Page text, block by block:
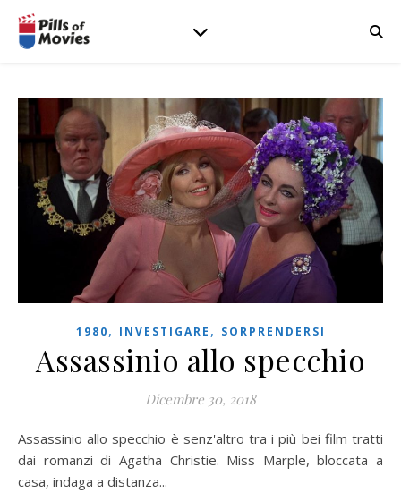
1980, INVESTIGARE , SORPRENDERSI
Assassinio allo specchio
Dicembre 30, 2018
Assassinio allo specchio è senz'altro tra i più bei film tratti
dai romanzi di Agatha Christie. Miss Marple, bloccata a
casa, indaga a distanza...